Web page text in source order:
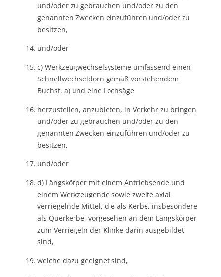
und/oder zu gebrauchen und/oder zu den
genannten Zwecken einzuführen und/oder zu
besitzen,
und/oder
c) Werkzeugwechselsysteme umfassend einen
Schnellwechseldorn gemäß vorstehendem
Buchst. a) und eine Lochsäge
herzustellen, anzubieten, in Verkehr zu bringen
und/oder zu gebrauchen und/oder zu den
genannten Zwecken einzuführen und/oder zu
besitzen,
und/oder
d) Längskörper mit einem Antriebsende und
einem Werkzeugende sowie zweite axial
verriegelnde Mittel, die als Kerbe, insbesondere
als Querkerbe, vorgesehen an dem Längskörper
zum Verriegeln der Klinke darin ausgebildet
sind,
welche dazu geeignet sind,